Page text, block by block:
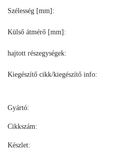
Szélesség [mm]:
Külső átmérő [mm]:
hajtott részegységek:
Kiegészítő cikk/kiegészítő info:
Gyártó:
Cikkszám:
Készlet: